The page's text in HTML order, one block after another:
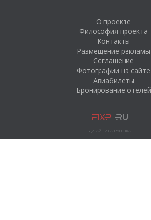
Горнолыжный курорт
Ладожском озере
Озеро Отрадное
О проекте
Философия проекта
Контакты
Размещение рекламы
Соглашение
Фотографии на сайте
Авиабилеты
Бронирование отелей
ДИЗАЙН И РАЗРАБОТКА